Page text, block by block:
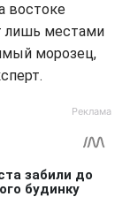
востоке
лишь местами
морозец,